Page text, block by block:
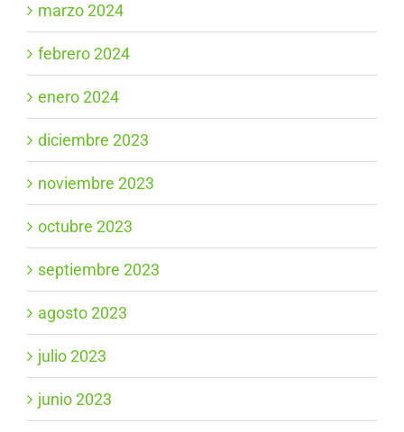
marzo 2024
febrero 2024
enero 2024
diciembre 2023
noviembre 2023
octubre 2023
septiembre 2023
agosto 2023
julio 2023
junio 2023